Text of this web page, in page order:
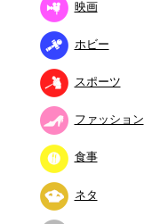
映画
ホビー
スポーツ
ファッション
食事
ネタ